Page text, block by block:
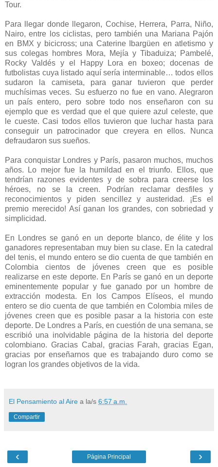
Tour.
Para llegar donde llegaron, Cochise, Herrera, Parra, Niño,
Nairo, entre los ciclistas, pero también una Mariana Pajón
en BMX y bicicross; una Caterine Ibargüen en atletismo y
sus colegas hombres Mora, Mejía y Tibaduiza; Pambelé,
Rocky Valdés y el Happy Lora en boxeo; docenas de
futbolistas cuya listado aquí sería interminable… todos ellos
sudaron la camiseta, para ganar tuvieron que perder
muchísimas veces. Su esfuerzo no fue en vano. Alegraron
un país entero, pero sobre todo nos enseñaron con su
ejemplo que es verdad que el que quiere azul celeste, que
le cueste. Casi todos ellos tuvieron que luchar hasta para
conseguir un patrocinador que creyera en ellos. Nunca
defraudaron sus sueños.
Para conquistar Londres y París, pasaron muchos, muchos
años. Lo mejor fue la humildad en el triunfo. Ellos, que
tendrían razones evidentes y de sobra para creerse los
héroes, no se la creen. Podrían reclamar desfiles y
reconocimientos y piden sencillez y austeridad. ¡Es el
premio merecido! Así ganan los grandes, con sobriedad y
simplicidad.
En Londres se ganó en un deporte blanco, de élite y los
ganadores representaban muy bien su clase. En la catedral
del tenis, el mundo entero se dio cuenta de que también en
Colombia cientos de jóvenes creen que es posible
realizarse en este deporte. En París se ganó en un deporte
eminentemente popular y fue ganado por un hombre de
extracción modesta. En los Campos Elíseos, el mundo
entero se dio cuenta de que también en Colombia miles de
jóvenes creen que es posible pasar a la historia con este
deporte. De Londres a París, en cuestión de una semana, se
escribió una inolvidable página de la historia del deporte
colombiano. Gracias Cabal, gracias Farah, gracias Egan,
gracias por enseñarnos que es trabajando duro como se
logran los grandes objetivos de la vida.
El Pensamiento al Aire a la/s 6:57 a.m.
Compartir
‹ ›
Página Principal